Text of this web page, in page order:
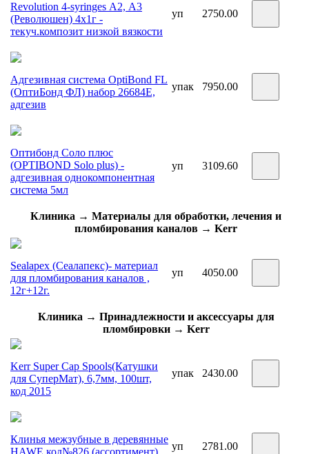
Revolution 4-syringes А2, A3
(Революшен) 4х1г -
текуч.композит низкой вязкости
уп 2750.00
Адгезивная система OptiBond FL
(ОптиБонд ФЛ) набор 26684Е,
адгезив
упак 7950.00
Оптибонд Соло плюс
(OPTIBOND Solo plus) -
адгезивная однокомпонентная
система 5мл
уп 3109.60
Клиника → Материалы для обработки, лечения и
пломбирования каналов → Kerr
Sealapex (Сеалапекс)- материал
для пломбирования каналов ,
12г+12г.
уп 4050.00
Клиника → Принадлежности и аксессуары для
пломбировки → Kerr
Kerr Super Cap Spools(Катушки
для СуперМат), 6,7мм, 100шт,
код 2015
упак 2430.00
Клинья межзубные в деревянные
уп 2781.00